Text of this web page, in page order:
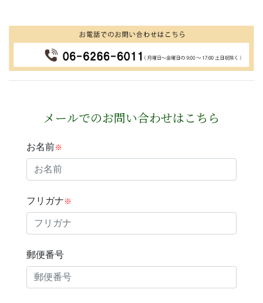
メールでのお問い合わせはこちら
お名前※
フリガナ ※
郵便番号